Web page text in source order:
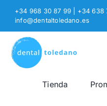
Saltar
contenido
+34 968 30 87 99 | +34 638
info@dentaltoledano.es
Tienda